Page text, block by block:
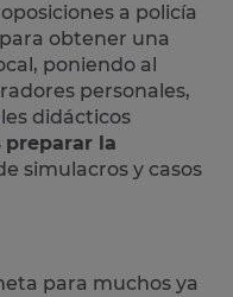
oposiciones a policía
obtener una
poniendo al
personales,
didácticos
preparar la
simulacros y casos
para muchos ya